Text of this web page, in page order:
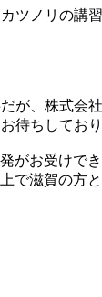
ツノリの講
が、株式会
待ちしており
がお受けで
で滋賀の方